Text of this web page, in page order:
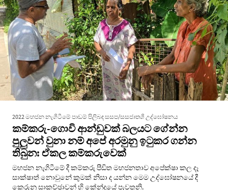
2022 මහජන නැගිටීමේ පාඩම් පිලිබඳ සසප/සසජාතශි උද්ඝෝෂනය
කම්කරු-ගොවි ආන්ඩුවක් බලයට ගේන්න
පුලුවන් වුනා නම් අපේ අරමුනු ඉටුකර ගන්න
තිබුන: ඒකල කම්කරුවෙක්
මහජන නැගිටීමේ දී කම්කරු පීඩිත මහජනතාව අපේක්ෂා කල දෑ
සාක්ෂාත් නොවුනේ කුමක් නිසා ද යන්න මෙම උද්ඝෝෂනයේ දී
කෙරුනු සාකච්ඡාවන් හි කේන්ද්‍රයේ පැවතුනි.